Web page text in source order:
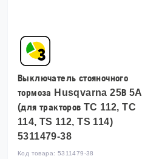
Выключатель стояночного
тормоза Husqvarna 25В 5A
(для тракторов TC 112, TC
114, TS 112, TS 114)
5311479-38
Код товара: 5311479-38